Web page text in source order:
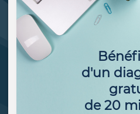
d'un
de 20